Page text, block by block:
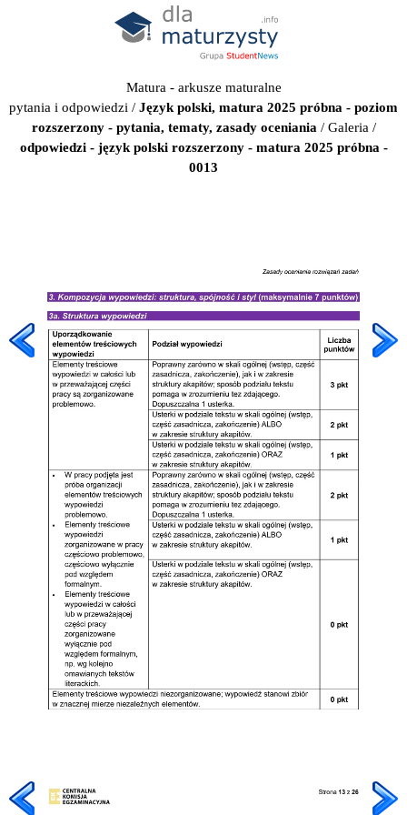
Matura - arkusze maturalne
pytania i odpowiedzi / Język polski, matura 2025 próbna - poziom
rozszerzony - pytania, tematy, zasady oceniania / Galeria /
odpowiedzi - język polski rozszerzony - matura 2025 próbna -
0013